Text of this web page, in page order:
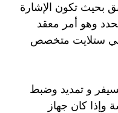
بحيث تكون الإشارة
وهو أمر معقد
ستلايت متخصص
و تمديد وضبط
وإذا كان جهاز